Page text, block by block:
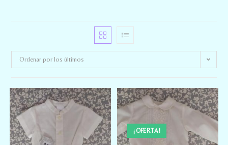
Ordenar por los últimos
¡OFERTA!